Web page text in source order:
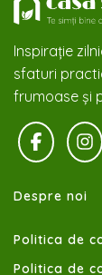
Inspirație
sfaturi
frumoase și
Despre noi
Politica de
Politica de